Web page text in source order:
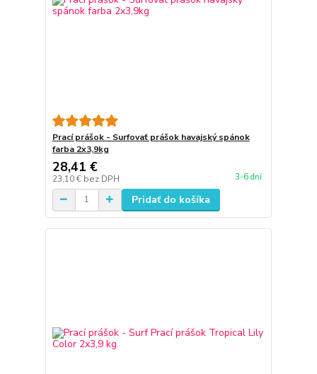
Prací prášok - Surfovať prášok havajský spánok
farba 2x3,9kg
28,41 €
23,10 € bez DPH 3-6 dní
Pridať do košíka